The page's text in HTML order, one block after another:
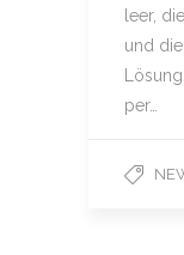
leer,
und
per…